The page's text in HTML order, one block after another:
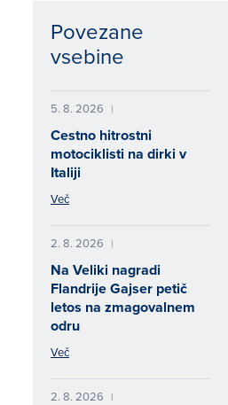
Povezane
vsebine
5. 8. 2026 |
Cestno hitrostni
motociklisti na dirki v
Italiji
Več
2. 8. 2026 |
Na Veliki nagradi
Flandrije Gajser petič
letos na zmagovalnem
odru
Več
2. 8. 2026 |